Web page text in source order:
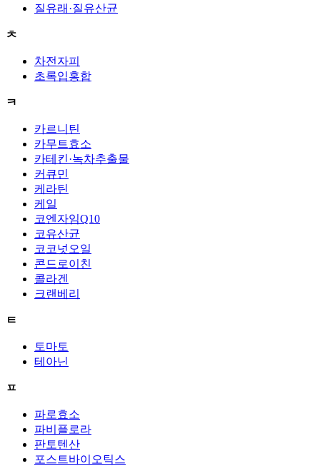
질유래·질유산균
ㅊ
차전자피
초록입홍합
ㅋ
카르니틴
카무트효소
카테킨·녹차추출물
커큐민
케라틴
케일
코엔자임Q10
코유산균
코코넛오일
콘드로이친
콜라겐
크랜베리
ㅌ
토마토
테아닌
ㅍ
파로효소
파비플로라
판토텐산
포스트바이오틱스